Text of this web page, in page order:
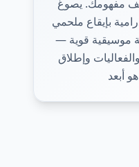
مفهومك. يصوغ
بإيقاع ملحمي
موسيقية قوية —
وإطلاق